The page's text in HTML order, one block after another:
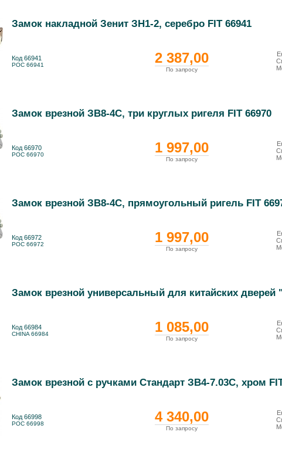
Замок накладной Зенит ЗН1-2, серебро FIT 66941
Код 66941
РОС 66941 2 387,00
По запросу
Замок врезной ЗВ8-4С, три круглых ригеля FIT 66970
Код 66970
РОС 66970 1 997,00
По запросу
Замок врезной ЗВ8-4С, прямоугольный ригель FIT
Код 66972
РОС 66972 1 997,00
По запросу
Замок врезной универсальный для китайских дверей
Код 66984
CHINA 66984 1 085,00
По запросу
Замок врезной с ручками Стандарт ЗВ4-7.03С, хром
Код 66998
РОС 66998 4 340,00
По запросу